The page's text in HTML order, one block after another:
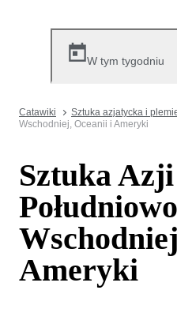
W tym tygodniu
Catawiki Sztuka azjatycka i
Wschodniej, Oceanii i Ameryki
Sztuka Azji
Ameryki